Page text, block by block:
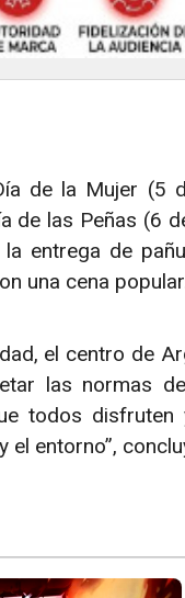
de la Mujer (5
de las Peñas (6
entrega de
una cena
el centro de
las normas
todos
entorno”,